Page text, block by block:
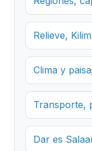
Relieve,
Clima y
Transporte,
Dar es